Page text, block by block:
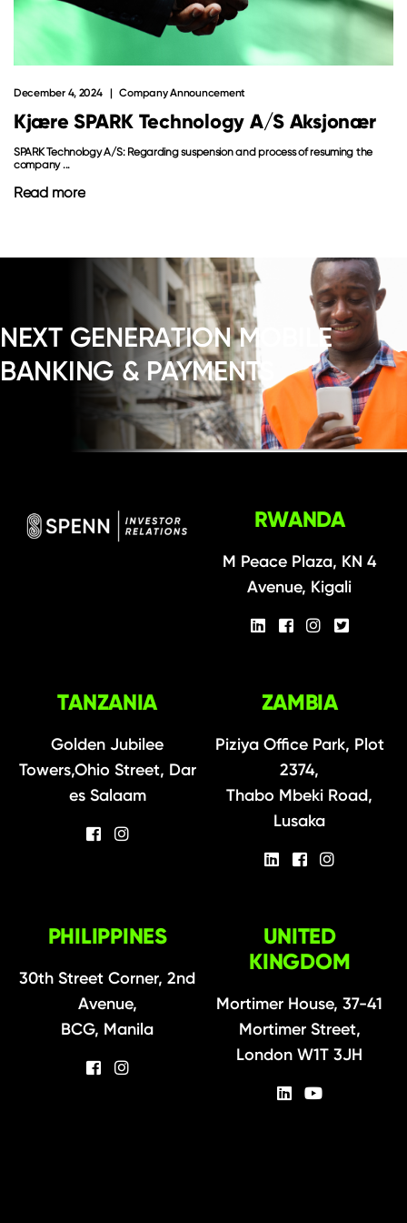
Kjære SPARK Technology A/S Aksjonær
December 4, 2024 Company Announcement
SPARK Technology A/S: Regarding suspension and process of resuming the
company ...
Read more
NEXT GENERATION MOBILE
BANKING & PAYMENTS
RWANDA
M Peace Plaza, KN 4
Avenue, Kigali
TANZANIA
Golden Jubilee
Towers,Ohio Street, Dar
es Salaam
ZAMBIA
Piziya Office Park, Plot
2374,
Thabo Mbeki Road,
Lusaka
PHILIPPINES
30th Street Corner, 2nd
Avenue,
BCG, Manila
UNITED
KINGDOM
Mortimer House, 37-41
Mortimer Street,
London W1T 3JH